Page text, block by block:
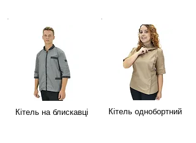
Кітель на блискавці Кітель однобортний